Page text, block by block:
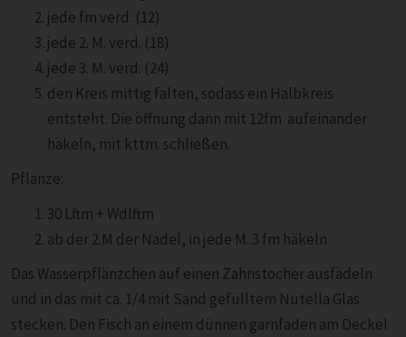
jede fm verd. (12)
jede 2. M. verd. (18)
jede 3. M. verd. (24)
den Kreis mittig falten, sodass ein Halbkreis
entsteht. Die öffnung dann mit 12fm aufeinander
häkeln, mit kttm. schließen.
Pflanze:
30 Lftm + Wdlftm
ab der 2.M der Nadel, in jede M. 3 fm häkeln
Das Wasserpflänzchen auf einen Zahnstocher ausfädeln
und in das mit ca. 1/4 mit Sand gefülltem Nutella Glas
stecken. Den Fisch an einem dünnen garnfaden am Deckel